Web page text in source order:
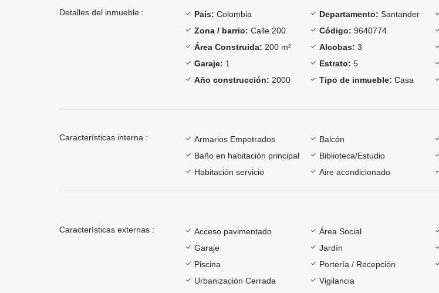
Detalles del inmueble : País: Colombia Departamento: Santander
Zona / barrio: Calle 200 Código: 9640774
Área Construida: 200 m² Alcobas: 3
Garaje: 1 Estrato: 5
Año construcción: 2000 Tipo de inmueble: Casa
Características interna : Armarios Empotrados Balcón
Baño en habitación principal
Biblioteca/Estudio
Habitación servicio
Aire acondicionado
Características externas : Acceso pavimentado Área Social
Garaje
Jardín
Piscina
Portería / Recepción
Urbanización Cerrada
Vigilancia